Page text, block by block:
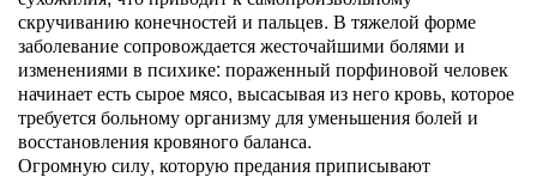
скручиванию конечностей и пальцев. В тяжелой форме
заболевание сопровождается жесточайшими болями и
изменениями в психике: пораженный порфиновой человек
начинает есть сырое мясо, высасывая из него кровь, которое
требуется больному организму для уменьшения болей и
восстановления кровяного баланса.
Огромную силу, которую предания приписывают